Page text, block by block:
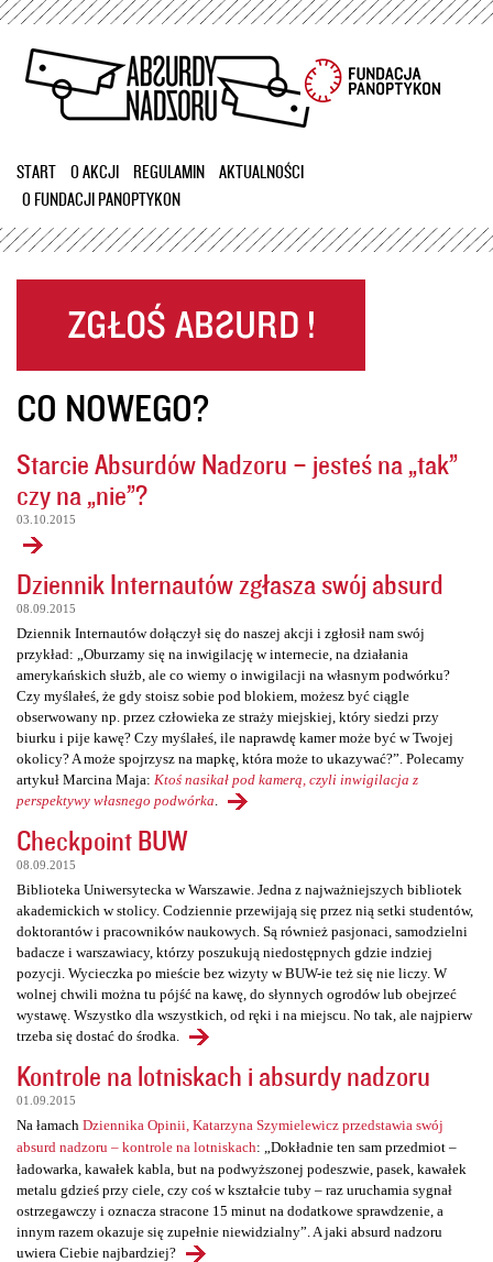
Przejdź
treści
START O AKCJI REGULAMIN
AKTUALNOŚCI
O FUNDACJI PANOPTYKON
CO NOWEGO?
Starcie Absurdów Nadzoru – jesteś na „tak”
czy na „nie”?
03.10.2015
Dziennik Internautów zgłasza swój absurd
08.09.2015
Dziennik Internautów dołączył się do naszej akcji i zgłosił nam swój
przykład: „Oburzamy się na inwigilację w internecie, na działania
amerykańskich służb, ale co wiemy o inwigilacji na własnym podwórku?
Czy myślałeś, że gdy stoisz sobie pod blokiem, możesz być ciągle
obserwowany np. przez człowieka ze straży miejskiej, który siedzi przy
biurku i pije kawę? Czy myślałeś, ile naprawdę kamer może być w Twojej
okolicy? A może spojrzysz na mapkę, która może to ukazywać?”. Polecamy
artykuł Marcina Maja: Ktoś nasikał pod kamerą, czyli inwigilacja z
perspektywy własnego podwórka
Checkpoint BUW
08.09.2015
Biblioteka Uniwersytecka w Warszawie. Jedna z najważniejszych bibliotek
akademickich w stolicy. Codziennie przewijają się przez nią setki studentów,
doktorantów i pracowników naukowych. Są również pasjonaci, samodzielni
badacze i warszawiacy, którzy poszukują niedostępnych gdzie indziej
pozycji. Wycieczka po mieście bez wizyty w BUW-ie też się nie liczy. W
wolnej chwili można tu pójść na kawę, do słynnych ogrodów lub obejrzeć
wystawę. Wszystko dla wszystkich, od ręki i na miejscu. No tak, ale najpierw
trzeba się dostać do środka.
Kontrole na lotniskach i absurdy nadzoru
01.09.2015
Na łamach Dziennika Opinii, Katarzyna Szymielewicz przedstawia swój
absurd nadzoru – kontrole na lotniskach: „Dokładnie ten sam przedmiot –
ładowarka, kawałek kabla, but na podwyższonej podeszwie, pasek, kawałek
metalu gdzieś przy ciele, czy coś w kształcie tuby – raz uruchamia sygnał
ostrzegawczy i oznacza stracone 15 minut na dodatkowe sprawdzenie, a
innym razem okazuje się zupełnie niewidzialny”. A jaki absurd nadzoru
uwiera Ciebie najbardziej?